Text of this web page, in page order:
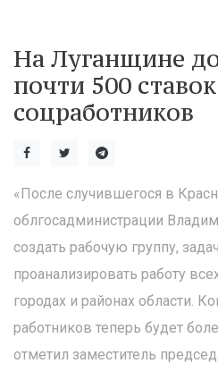
На Луганщине
почти 500 ставок
соцработников
«После случившегося в
облгосадминистрации
создать рабочую группу,
проанализировать работу
городах и районах области.
работников теперь будет
отметил заместитель